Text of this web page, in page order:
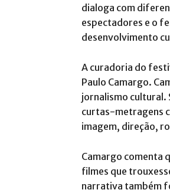
dialoga com
espectadores e o
desenvolvimento
A curadoria do
Paulo Camargo.
jornalismo cultural.
curtas-metragens
imagem, direção,
Camargo comenta
filmes que
narrativa também